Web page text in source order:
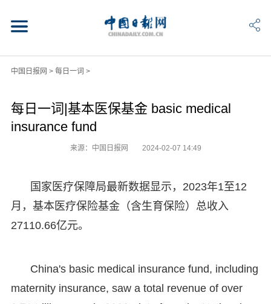
中国日报网 > 每日一词 >
每日一词|基本医保基金 basic medical
insurance fund
来源：中国日报网 2024-02-07 14:49
国家医疗保障局最新数据显示，2023年1至12
月，基本医疗保险基金（含生育保险）总收入
27110.66亿元。
China's basic medical insurance fund, including
maternity insurance, saw a total revenue of over